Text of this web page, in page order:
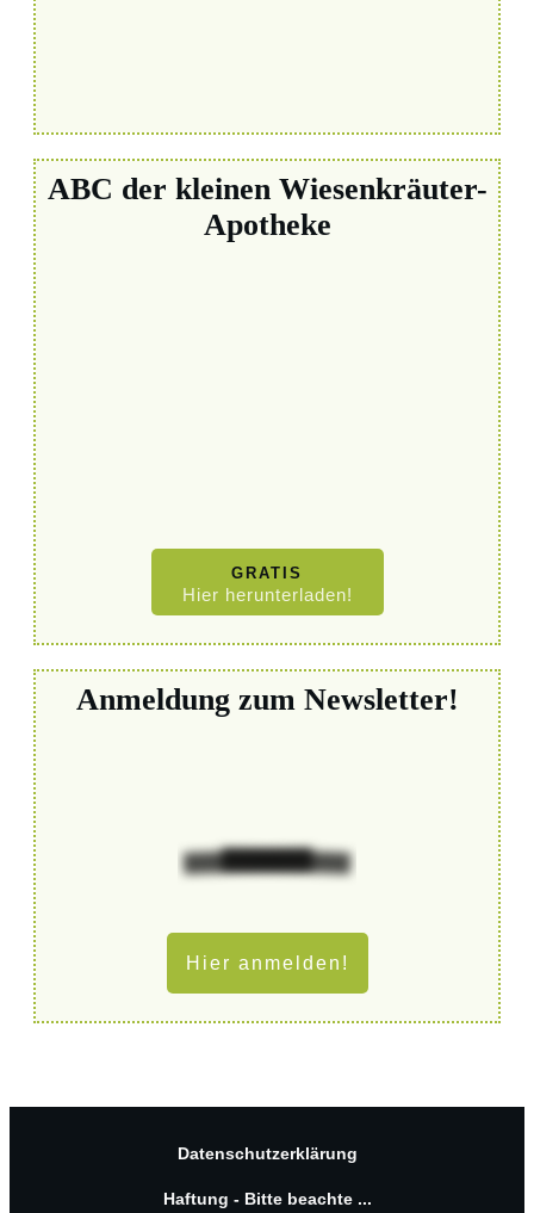
ABC der kleinen Wiesenkräuter-
Apotheke
GRATIS
Hier herunterladen!
Anmeldung zum Newsletter!
Hier anmelden!
Datenschutzerklärung
Haftung - Bitte beachte ...